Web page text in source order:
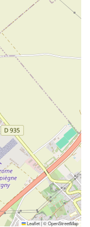
Leaflet|©OpenStreetMap